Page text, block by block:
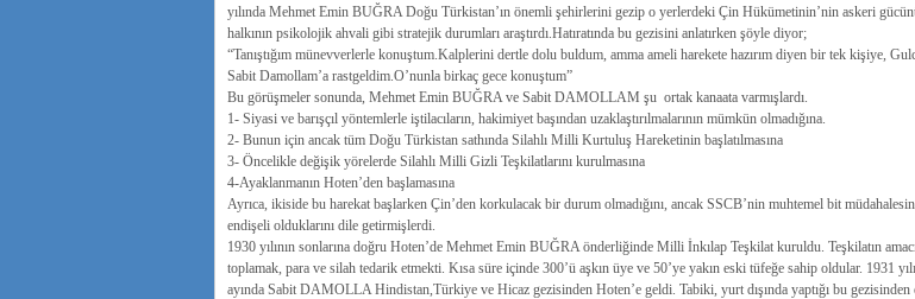
yılında Mehmet Emin BUĞRA Doğu Türkistan’ın önemli şehirlerini gezip o yerlerdeki Çin Hükümetinin’nin askeri
halkının psikolojik ahvali gibi stratejik durumları araştırdı.Hatıratında bu gezisini anlatırken şöyle diyor;
“Tanıştığım münevverlerle konuştum.Kalplerini dertle dolu buldum, amma ameli harekete hazırım diyen bir tek kişiye,
Sabit Damollam’a rastgeldim.O’nunla birkaç gece konuştum”
Bu görüşmeler sonunda, Mehmet Emin BUĞRA ve Sabit DAMOLLAM şu ortak kanaata varmışlardı.
1- Siyasi ve barışçıl yöntemlerle iştilacıların, hakimiyet başından uzaklaştırılmalarının mümkün olmadığına.
2- Bunun için ancak tüm Doğu Türkistan sathında Silahlı Milli Kurtuluş Hareketinin başlatılmasına
3- Öncelikle değişik yörelerde Silahlı Milli Gizli Teşkilatlarını kurulmasına
4-Ayaklanmanın Hoten’den başlamasına
Ayrıca, ikiside bu harekat başlarken Çin’den korkulacak bir durum olmadığını, ancak SSCB’nin muhtemel bit
endişeli olduklarını dile getirmişlerdi.
1930 yılının sonlarına doğru Hoten’de Mehmet Emin BUĞRA önderliğinde Milli İnkılap Teşkilat kuruldu. Teşkilatın
toplamak, para ve silah tedarik etmekti. Kısa süre içinde 300’ü aşkın üye ve 50’ye yakın eski tüfeğe sahip oldular. 1931
ayında Sabit DAMOLLA Hindistan,Türkiye ve Hicaz gezisinden Hoten’e geldi. Tabiki, yurt dışında yaptığı bu